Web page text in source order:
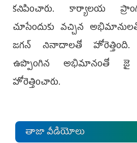
కనిపించారు. కార్యాలయ
చూసేందుకు వచ్చిన
జగన్‌ నినాదాలతో హోరెత్తింది.
ఉప్పొంగిన అభిమానంతో
హోరెత్తించారు.
తాజా వీడియోలు